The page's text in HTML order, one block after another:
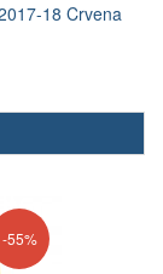
18 Crvena
-55%